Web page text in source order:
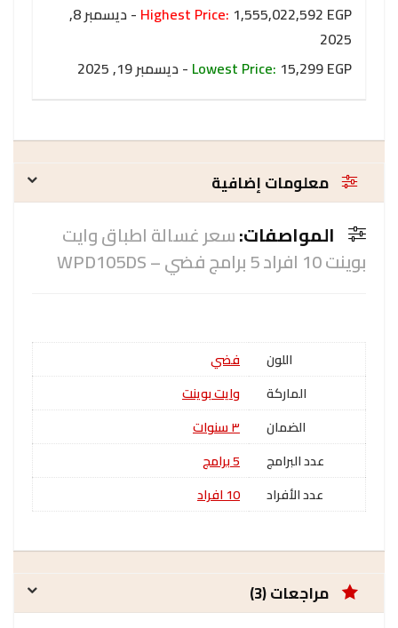
Highest Price:
1,555,022,592 EGP - ديسمبر 8,
2025
Lowest Price: 15,299 EGP - ديسمبر 19, 2025
معلومات إضافية
المواصفات:سعر غسالة اطباق وايت
بوينت 10 افراد 5 برامج فضي – WPD105DS
اللون
فضي
الماركة
وايت بوينت
الضمان
٣ سنوات
عدد البرامج
5 برامج
عدد الأفراد
10 افراد
مراجعات (3)